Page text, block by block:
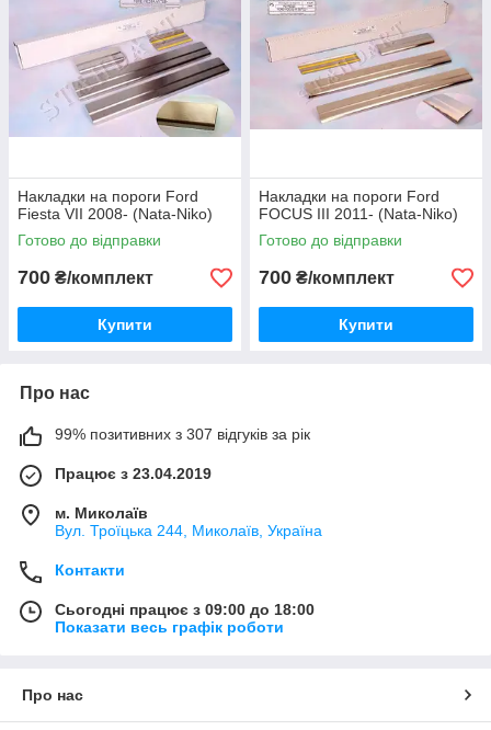
Накладки на пороги Ford
Fiesta VII 2008- (Nata-Niko)
Готово до відправки
700 ₴/комплект
Купити
Накладки на пороги Ford
FOCUS III 2011- (Nata-Niko)
Готово до відправки
700 ₴/комплект
Купити
Про нас
99% позитивних з 307 відгуків за рік
Працює з 23.04.2019
м. Миколаїв
Вул. Троїцька 244, Миколаїв, Україна
Контакти
Сьогодні працює з 09:00 до 18:00
Показати весь графік роботи
Про нас